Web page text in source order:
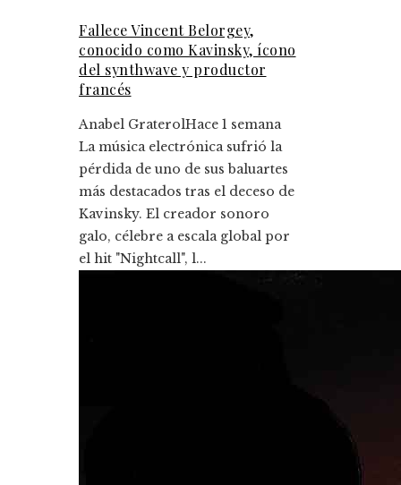
Fallece Vincent Belorgey,
conocido como Kavinsky, ícono
del synthwave y productor
francés
Anabel GraterolHace 1 semana
La música electrónica sufrió la
pérdida de uno de sus baluartes
más destacados tras el deceso de
Kavinsky. El creador sonoro
galo, célebre a escala global por
el hit "Nightcall", l...